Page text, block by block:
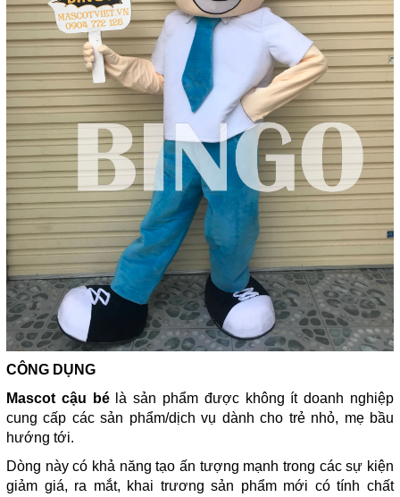
CÔNG DỤNG
Mascot cậu bélà sản phẩm được không ít doanh nghiệp
cung cấp các sản phẩm/dịch vụ dành cho trẻ nhỏ, mẹ bầu
hướng tới.
Dòng này có khả năng tạo ấn tượng mạnh trong các sự kiện
giảm giá, ra mắt, khai trương sản phẩm mới có tính chất